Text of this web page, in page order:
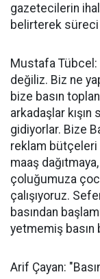
gazetecilerin
belirterek süreci
Mustafa Tübcel:
değiliz. Biz ne
bize basın
arkadaşlar
gidiyorlar. Bize
reklam bütçeleri
maaş
çoluğumuza
çalışıyoruz.
basından
yetmemiş basın
Arif Çayan: